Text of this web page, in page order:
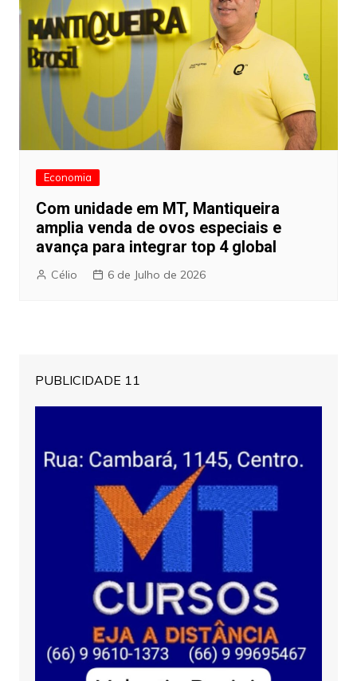
Economia
Com unidade em MT, Mantiqueira
amplia venda de ovos especiais e
avança para integrar top 4 global
Célio 6 de Julho de 2026
PUBLICIDADE 11